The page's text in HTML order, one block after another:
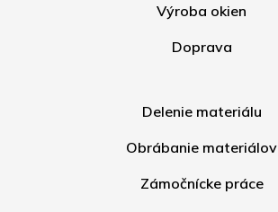
Výroba okien
Doprava
Delenie materiálu
Obrábanie materiálov
Zámočnícke práce